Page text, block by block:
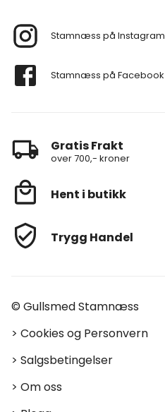
Stamnæss på Instagram
Stamnæss på Facebook
Gratis Frakt
over 700,- kroner
Hent i butikk
Trygg Handel
© Gullsmed Stamnæss
> Cookies og Personvern
> Salgsbetingelser
> Om oss